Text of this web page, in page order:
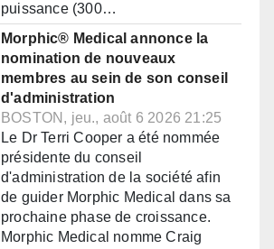
puissance (300…
Morphic® Medical annonce la
nomination de nouveaux
membres au sein de son conseil
d'administration
BOSTON, jeu., août 6 2026 21:25
Le Dr Terri Cooper a été nommée
présidente du conseil
d'administration de la société afin
de guider Morphic Medical dans sa
prochaine phase de croissance.
Morphic Medical nomme Craig